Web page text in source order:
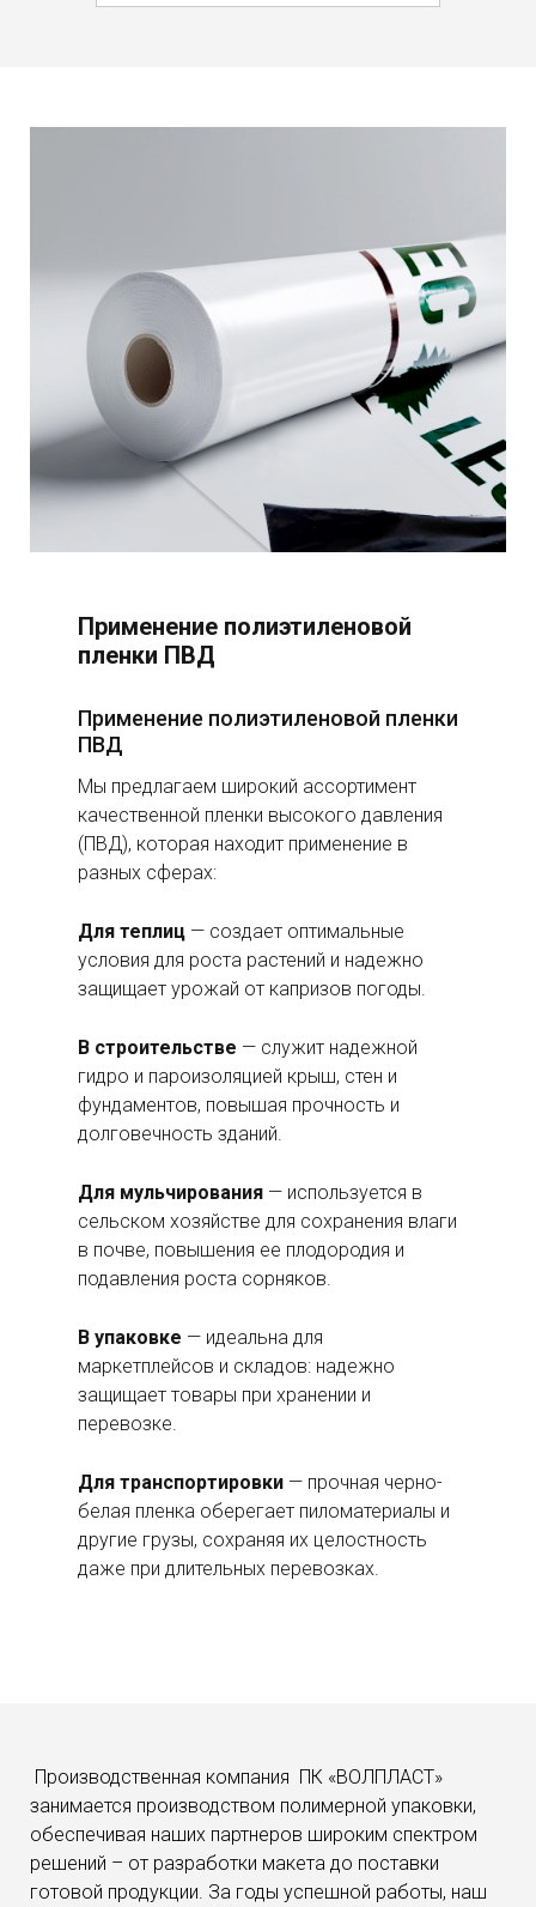
Применение полиэтиленовой
пленки ПВД
Применение полиэтиленовой пленки
ПВД
Мы предлагаем широкий ассортимент
качественной пленки высокого давления
(ПВД), которая находит применение в
разных сферах:
Для теплиц — создает оптимальные
условия для роста растений и надежно
защищает урожай от капризов погоды.
В строительстве — служит надежной
гидро и пароизоляцией крыш, стен и
фундаментов, повышая прочность и
долговечность зданий.
Для мульчирования — используется в
сельском хозяйстве для сохранения влаги
в почве, повышения ее плодородия и
подавления роста сорняков.
В упаковке — идеальна для
маркетплейсов и складов: надежно
защищает товары при хранении и
перевозке.
Для транспортировки — прочная черно-
белая пленка оберегает пиломатериалы и
другие грузы, сохраняя их целостность
даже при длительных перевозках.
Производственная компания ПК «ВОЛПЛАСТ»
занимается производством полимерной упаковки,
обеспечивая наших партнеров широким спектром
решений – от разработки макета до поставки
готовой продукции. За годы успешной работы, наш